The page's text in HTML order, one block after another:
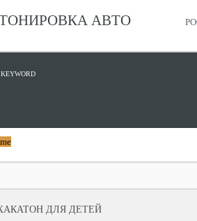
АВТО
KEYWORD
ДЛЯ ДЕТЕЙ